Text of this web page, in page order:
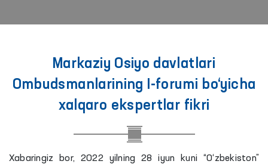
Markaziy Osiyo davlatlari
Ombudsmanlarining I-forumi bo‘yicha
xalqaro ekspertlar fikri
Xabaringiz bor, 2022 yilning 28 iyun kuni “O‘zbekiston”